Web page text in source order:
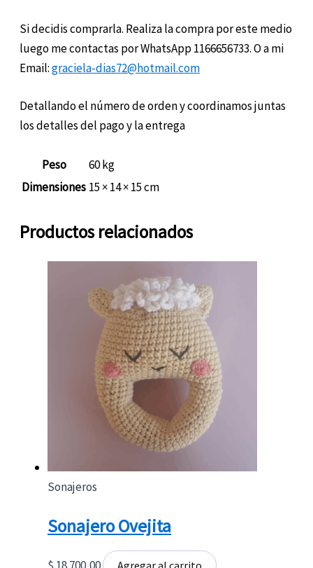
Si decidis comprarla. Realiza la compra por este medio
luego me contactas por WhatsApp 1166656733. O a mi
Email:graciela-dias72@hotmail.com
Detallando el número de orden y coordinamos juntas
los detalles del pago y la entrega
Peso
60 kg
Dimensiones 15 × 14 × 15 cm
Productos relacionados
Sonajeros
Sonajero Ovejita